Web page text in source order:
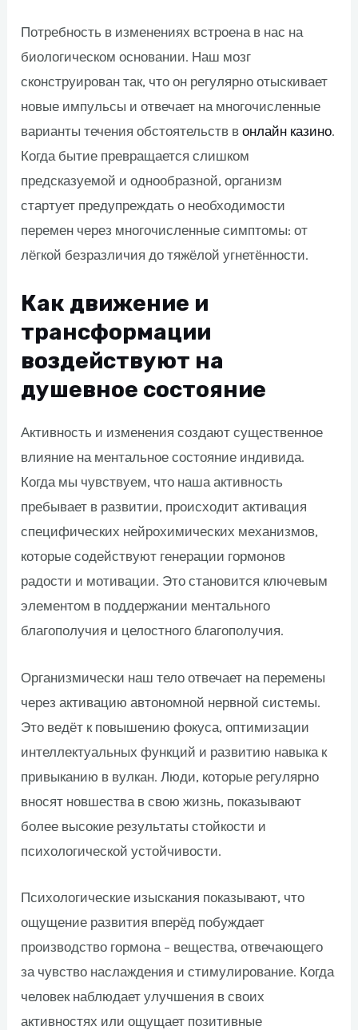
Потребность в изменениях встроена в нас на
биологическом основании. Наш мозг
сконструирован так, что он регулярно отыскивает
новые импульсы и отвечает на многочисленные
варианты течения обстоятельств вонлайн казино.
Когда бытие превращается слишком
предсказуемой и однообразной, организм
стартует предупреждать о необходимости
перемен через многочисленные симптомы: от
лёгкой безразличия до тяжёлой угнетённости.
Как движение и
трансформации
воздействуют на
душевное состояние
Активность и изменения создают существенное
влияние на ментальное состояние индивида.
Когда мы чувствуем, что наша активность
пребывает в развитии, происходит активация
специфических нейрохимических механизмов,
которые содействуют генерации гормонов
радости и мотивации. Это становится ключевым
элементом в поддержании ментального
благополучия и целостного благополучия.
Организмически наш тело отвечает на перемены
через активацию автономной нервной системы.
Это ведёт к повышению фокуса, оптимизации
интеллектуальных функций и развитию навыка к
привыканию в вулкан. Люди, которые регулярно
вносят новшества в свою жизнь, показывают
более высокие результаты стойкости и
психологической устойчивости.
Психологические изыскания показывают, что
ощущение развития вперёд побуждает
производство гормона – вещества, отвечающего
за чувство наслаждения и стимулирование. Когда
человек наблюдает улучшения в своих
активностях или ощущает позитивные